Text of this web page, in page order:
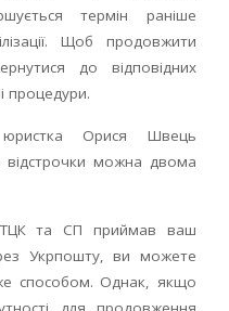
термін раніше
Щоб продовжити
до відповідних
процедури.
Орися Швець
можна двома
та СП приймав ваш
Укрпошту, ви можете
способом. Однак, якщо